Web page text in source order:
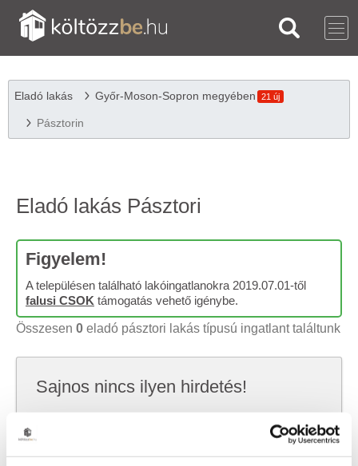
Eladó lakás Győr-Moson-Sopron megyében 21 új
Pásztorin
Eladó lakás Pásztori
Figyelem!
A településen található lakóingatlanokra 2019.07.01-től
falusi CSOK támogatás vehető igénybe.
Összesen 0 eladó pásztori lakás típusú ingatlant találtunk
Sajnos nincs ilyen hirdetés!
Próbálj meg kevesebb szempont szerint
keresni, hátha akkor megtalálod, amit keresel.